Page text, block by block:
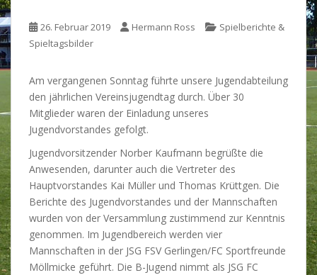
26. Februar 2019 Hermann Ross
Spielberichte &
Spieltagsbilder
Am vergangenen Sonntag führte unsere Jugendabteilung
den jährlichen Vereinsjugendtag durch. Über 30
Mitglieder waren der Einladung unseres
Jugendvorstandes gefolgt.
Jugendvorsitzender Norber Kaufmann begrüßte die
Anwesenden, darunter auch die Vertreter des
Hauptvorstandes Kai Müller und Thomas Krüttgen. Die
Berichte des Jugendvorstandes und der Mannschaften
wurden von der Versammlung zustimmend zur Kenntnis
genommen. Im Jugendbereich werden vier
Mannschaften in der JSG FSV Gerlingen/FC Sportfreunde
Möllmicke geführt. Die B-Jugend nimmt als JSG FC